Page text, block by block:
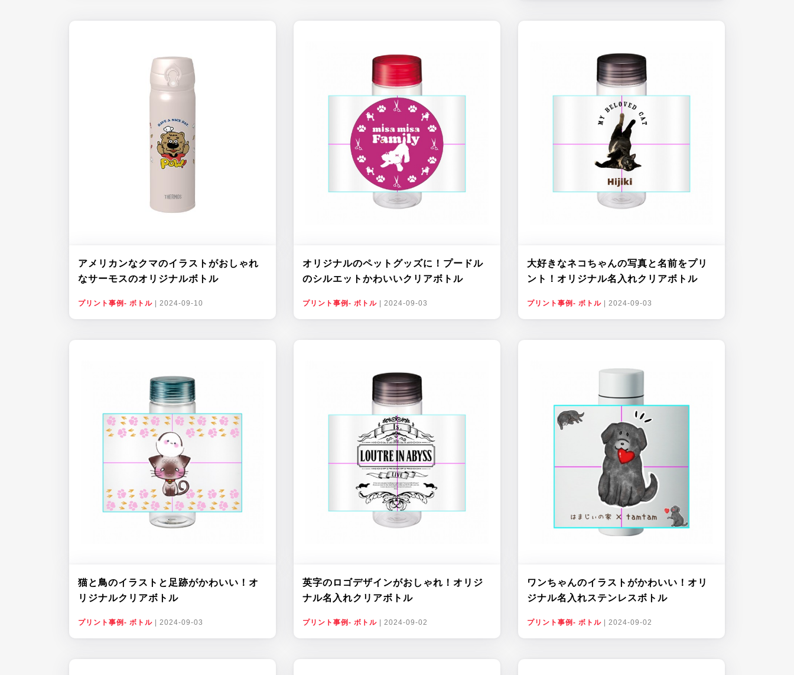
アメリカンなクマのイラストがおしゃれ
なサーモスのオリジナルボトル
プリント事例- ボトル 2024-09-10
オリジナルのペットグッズに！プードル
のシルエットかわいいクリアボトル
プリント事例- ボトル 2024-09-03
大好きなネコちゃんの写真と名前をプリ
ント！オリジナル名入れクリアボトル
プリント事例- ボトル 2024-09-03
猫と鳥のイラストと足跡がかわいい！オ
リジナルクリアボトル
プリント事例- ボトル 2024-09-03
英字のロゴデザインがおしゃれ！オリジ
ナル名入れクリアボトル
プリント事例- ボトル 2024-09-02
ワンちゃんのイラストがかわいい！オリ
ジナル名入れステンレスボトル
プリント事例- ボトル 2024-09-02